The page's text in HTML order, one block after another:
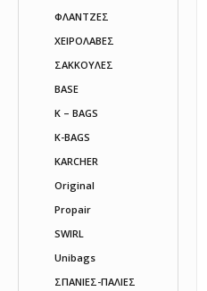
ΦΛΑΝΤΖΕΣ
ΧΕΙΡΟΛΑΒΕΣ
ΣΑΚΚΟΥΛΕΣ
BASE
K – BAGS
K-BAGS
KARCHER
Original
Propair
SWIRL
Unibags
ΣΠΑΝΙΕΣ-ΠΑΛΙΕΣ